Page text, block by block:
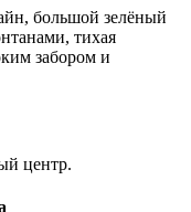
большой зелёный
тихая
забором и
центр.